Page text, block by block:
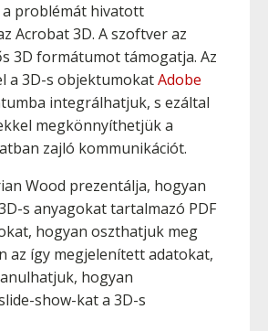
a problémát hivatott
Acrobat 3D. A szoftver az
3D formátumot támogatja. Az
a 3D-s objektumokatAdobe
integrálhatjuk, s ezáltal
megkönnyíthetjük a
zajló kommunikációt.
Wood prezentálja, hogyan
s anyagokat tartalmazó PDF
hogyan oszthatjuk meg
az így megjelenített adatokat,
hogyan
show-kat a 3D-s